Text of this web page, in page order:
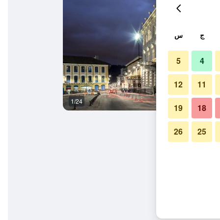
1/24
ج س
4
5
11
12
18
19
25
26